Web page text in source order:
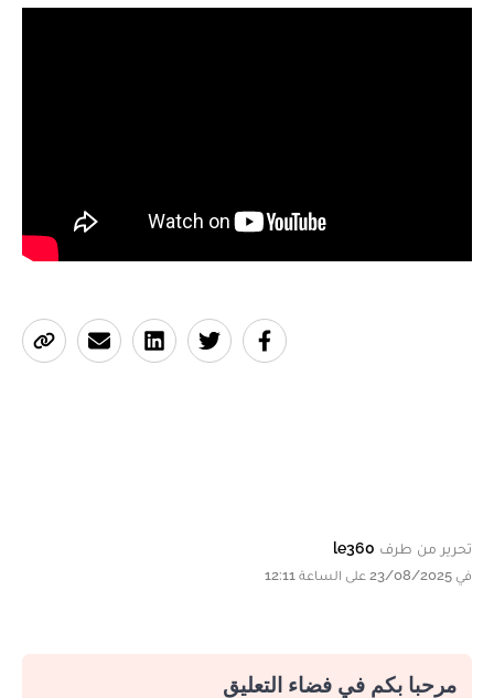
تحرير من طرف le360
في 23/08/2025 على الساعة 12:11
مرحبا بكم في فضاء التعليق